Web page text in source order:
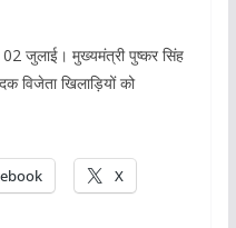
02 जुलाई। मुख्यमंत्री पुष्कर सिंह
विजेता खिलाड़ियों को
X